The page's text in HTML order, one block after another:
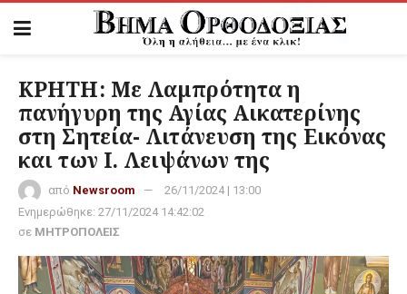
ΚΡΗΤΗ: Με Λαμπρότητα η
πανήγυρη της Αγίας Αικατερίνης
στη Σητεία- Λιτάνευση της Εικόνας
και των Ι. Λειψάνων της
από Newsroom
26/11/2024 | 13:00
Ενημερώθηκε: 27/11/2024 14:42:02
σε ΜΗΤΡΟΠΟΛΕΙΣ